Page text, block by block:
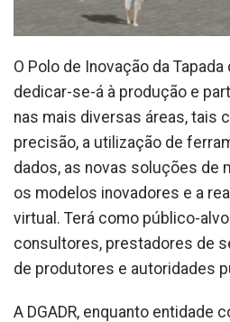
O Polo de Inovação da
dedicar-se-á à produção e
nas mais diversas áreas, tais
precisão, a utilização de
dados, as novas soluções de
os modelos inovadores e a
virtual. Terá como público-
consultores, prestadores de
de produtores e autoridades
A DGADR, enquanto entidade